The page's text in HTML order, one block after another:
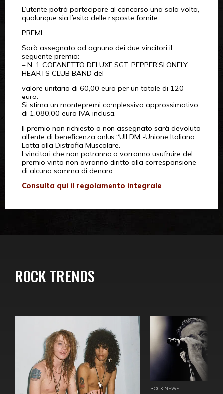
L’utente potrà partecipare al concorso una sola volta,
qualunque sia l’esito delle risposte fornite.
PREMI
Sarà assegnato ad ognuno dei due vincitori il
seguente premio:
– N. 1 COFANETTO DELUXE SGT. PEPPER’SLONELY
HEARTS CLUB BAND del
valore unitario di 60,00 euro per un totale di 120
euro.
Si stima un montepremi complessivo approssimativo
di 1.080,00 euro IVA inclusa.
Il premio non richiesto o non assegnato sarà devoluto
all’ente di beneficenza onlus “UILDM -Unione Italiana
Lotta alla Distrofia Muscolare.
I vincitori che non potranno o vorranno usufruire del
premio vinto non avranno diritto alla corresponsione
di alcuna somma di denaro.
Consulta qui il regolamento integrale
ROCK TRENDS
ROCK NEWS